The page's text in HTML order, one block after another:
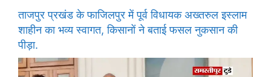
ताजपुर प्रखंड के फाजिलपुर में पूर्व विधायक अख्तरुल इस्लाम
शाहीन का भव्य स्वागत, किसानों ने बताई फसल नुकसान की
पीड़ा.